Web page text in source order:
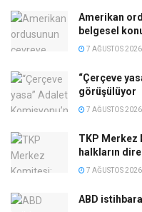
Amerikan
belgesel
7 AĞUSTOS 2026
“Çerçeve
görüşülüyor
7 AĞUSTOS 2026
TKP Merkez
halkların
7 AĞUSTOS 2026
ABD